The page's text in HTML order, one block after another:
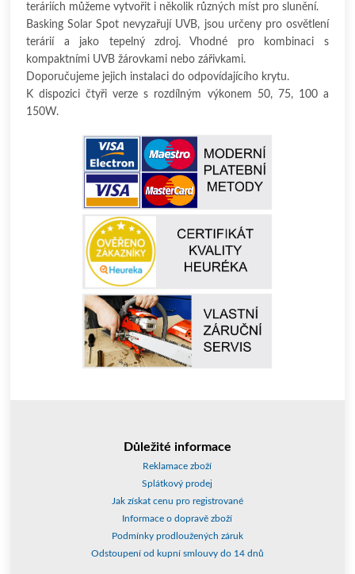
teráriích můžeme vytvořit i několik různých míst pro slunění.
Basking Solar Spot nevyzařují UVB, jsou určeny pro osvětlení
terárií a jako tepelný zdroj. Vhodné pro kombinaci s
kompaktními UVB žárovkami nebo zářivkami.
Doporučujeme jejich instalaci do odpovídajícího krytu.
K dispozici čtyři verze s rozdílným výkonem 50, 75, 100 a
150W.
Důležité informace
Reklamace zboží
Splátkový prodej
Jak získat cenu pro registrované
Informace o dopravě zboží
Podmínky prodloužených záruk
Odstoupení od kupní smlouvy do 14 dnů